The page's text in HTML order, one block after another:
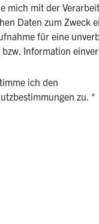
mich mit der
Daten zum Zweck
für eine
Information
ich den
zu. *